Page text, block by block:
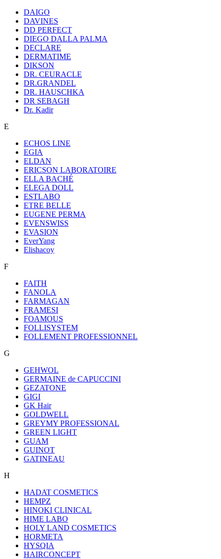
DAIGO
DAVINES
DD PERFECT
DIEGO DALLA PALMA
DECLARE
DERMATIME
DIKSON
DR. CEURACLE
DR.GRANDEL
DR. HAUSCHKA
DR SEBAGH
Dr. Kadir
E
ECHOS LINE
EGIA
ELDAN
ERICSON LABORATOIRE
ELLA BACHÉ
ELEGA DOLL
ESTLABO
ETRE BELLE
EUGENE PERMA
EVENSWISS
EVASION
EverYang
Elishacoy
F
FAITH
FANOLA
FARMAGAN
FRAMESI
FOAMOUS
FOLLISYSTEM
FOLLEMENT PROFESSIONNEL
G
GEHWOL
GERMAINE de CAPUCCINI
GEZATONE
GIGI
GK Hair
GOLDWELL
GREYMY PROFESSIONAL
GREEN LIGHT
GUAM
GUINOT
GATINEAU
H
HADAT COSMETICS
HEMPZ
HINOKI CLINICAL
HIME LABO
HOLY LAND COSMETICS
HORMETA
HYSQIA
HAIRCONCEPT